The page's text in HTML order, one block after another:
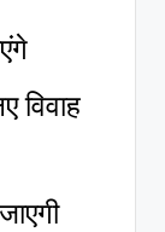
विवाह